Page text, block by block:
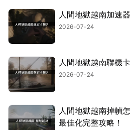
人間地獄越南加速
2026-07-24
人間地獄越南聯機
2026-07-24
人間地獄越南掉幀
最佳化完整攻略！